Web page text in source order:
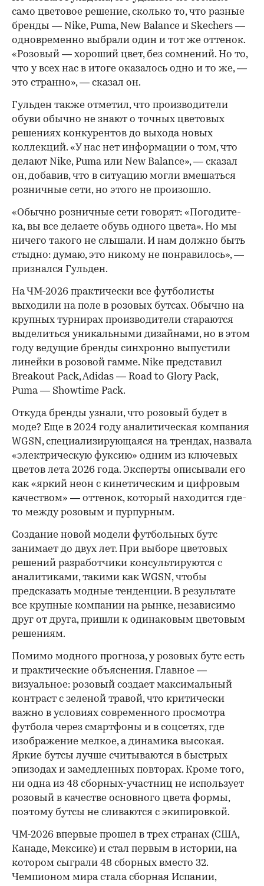
само цветовое решение, сколько то, что разные
бренды — Nike, Puma, New Balance и Skechers —
одновременно выбрали один и тот же оттенок.
«Розовый — хороший цвет, без сомнений. Но то,
что у всех нас в итоге оказалось одно и то же, —
это странно», — сказал он.
Гульден также отметил, что производители
обуви обычно не знают о точных цветовых
решениях конкурентов до выхода новых
коллекций. «У нас нет информации о том, что
делают Nike, Puma или New Balance», — сказал
он, добавив, что в ситуацию могли вмешаться
розничные сети, но этого не произошло.
«Обычно розничные сети говорят: «Погодите-
ка, вы все делаете обувь одного цвета». Но мы
ничего такого не слышали. И нам должно быть
стыдно: думаю, это никому не понравилось», —
признался Гульден.
На ЧМ-2026 практически все футболисты
выходили на поле в розовых бутсах. Обычно на
крупных турнирах производители стараются
выделиться уникальными дизайнами, но в этом
году ведущие бренды синхронно выпустили
линейки в розовой гамме. Nike представил
Breakout Pack, Adidas — Road to Glory Pack,
Puma — Showtime Pack.
Откуда бренды узнали, что розовый будет в
моде? Еще в 2024 году аналитическая компания
WGSN, специализирующаяся на трендах, назвала
«электрическую фуксию» одним из ключевых
цветов лета 2026 года. Эксперты описывали его
как «яркий неон с кинетическим и цифровым
качеством» — оттенок, который находится где-
то между розовым и пурпурным.
Создание новой модели футбольных бутс
занимает до двух лет. При выборе цветовых
решений разработчики консультируются с
аналитиками, такими как WGSN, чтобы
предсказать модные тенденции. В результате
все крупные компании на рынке, независимо
друг от друга, пришли к одинаковым цветовым
решениям.
Помимо модного прогноза, у розовых бутс есть
и практические объяснения. Главное —
визуальное: розовый создает максимальный
контраст с зеленой травой, что критически
важно в условиях современного просмотра
футбола через смартфоны и в соцсетях, где
изображение мелкое, а динамика высокая.
Яркие бутсы лучше считываются в быстрых
эпизодах и замедленных повторах. Кроме того,
ни одна из 48 сборных-участниц не использует
розовый в качестве основного цвета формы,
поэтому бутсы не сливаются с экипировкой.
ЧМ-2026 впервые прошел в трех странах (США,
Канаде, Мексике) и стал первым в истории, на
котором сыграли 48 сборных вместо 32.
Чемпионом мира стала сборная Испании,